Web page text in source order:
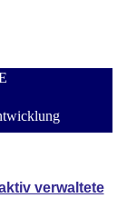
verwaltete